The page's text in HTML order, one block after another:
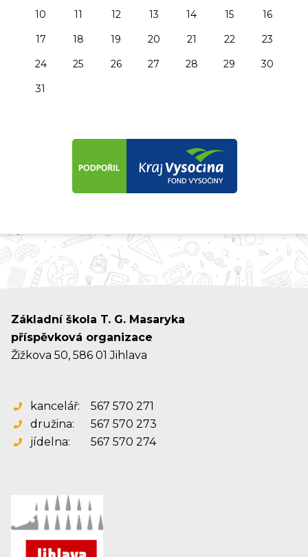
10
11 12 13 14 15
16
17
18 19 20 21 22
23
24
25 26 27 28 29
30
31
Základní škola T. G. Masaryka
příspěvková organizace
Žižkova 50, 586 01 Jihlava
kancelář:
567 570 271
družina:
567 570 273
jídelna:
567 570 274